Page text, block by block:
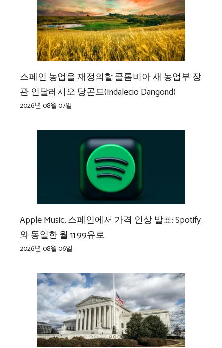
스페인 농업을 재정의할 콜롬비아 새 농업부 장
관 인달레시오 당곤드(Indalecio Dangond)
2026년 08월 07일
Apple Music, 스페인에서 가격 인상 발표: Spotify
와 동일한 월 11.99유로
2026년 08월 06일